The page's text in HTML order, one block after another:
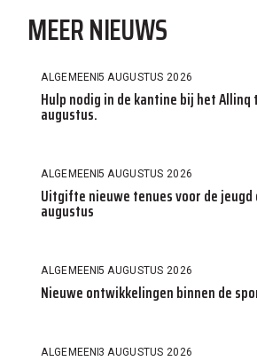
MEER NIEUWS
ALGEMEEN5 AUGUSTUS 2026
Hulp nodig in de kantine bij het
augustus.
ALGEMEEN5 AUGUSTUS 2026
Uitgifte nieuwe tenues voor de jeugd
augustus
ALGEMEEN5 AUGUSTUS 2026
Nieuwe ontwikkelingen binnen de
ALGEMEEN3 AUGUSTUS 2026